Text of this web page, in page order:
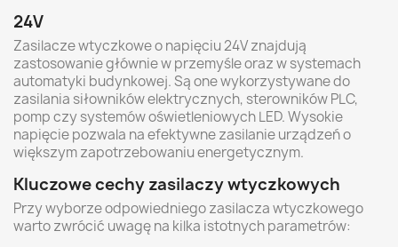
24V
Zasilacze wtyczkowe o napięciu 24V znajdują
zastosowanie głównie w przemyśle oraz w systemach
automatyki budynkowej. Są one wykorzystywane do
zasilania siłowników elektrycznych, sterowników PLC,
pomp czy systemów oświetleniowych LED. Wysokie
napięcie pozwala na efektywne zasilanie urządzeń o
większym zapotrzebowaniu energetycznym.
Kluczowe cechy zasilaczy wtyczkowych
Przy wyborze odpowiedniego zasilacza wtyczkowego
warto zwrócić uwagę na kilka istotnych parametrów: